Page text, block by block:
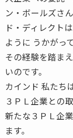
ン・ボールズさ
ド・ディレクト
ように うかがっ
その経験を踏ま
いのです。
カインド 私たち
３ＰＬ企業との
新たな３ＰＬ企
ます。